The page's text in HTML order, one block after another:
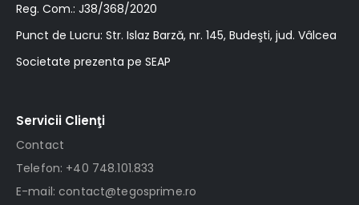
Reg. Com.: J38/368/2020
Punct de Lucru: Str. Islaz Barză, nr. 145, Budeşti, jud. Vâlcea
Societate prezenta pe SEAP
Servicii Clienţi
Contact
Telefon: +40 748.101.833
E-mail: contact@tegosprime.ro